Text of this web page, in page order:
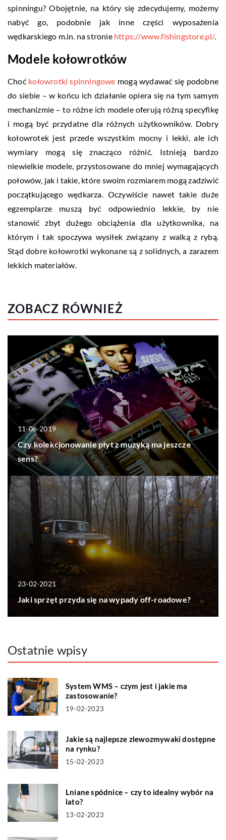
spinningu? Obojętnie, na który się zdecydujemy, możemy
nabyć go, podobnie jak inne części wyposażenia
wędkarskiego m.in. na stronie https://www.fishingstore.pl/.
Modele kołowrotków
Choć kołowrotki spinningowe mogą wydawać się podobne
do siebie – w końcu ich działanie opiera się na tym samym
mechanizmie – to różne ich modele oferują różną specyfikę
i mogą być przydatne dla różnych użytkowników. Dobry
kołowrotek jest przede wszystkim mocny i lekki, ale ich
wymiary mogą się znacząco różnić. Istnieją bardzo
niewielkie modele, przystosowane do mniej wymagających
połowów, jak i takie, które swoim rozmiarem mogą zadziwić
początkującego wędkarza. Oczywiście nawet takie duże
egzemplarze muszą być odpowiednio lekkie, by nie
stanowić zbyt dużego obciążenia dla użytkownika, na
którym i tak spoczywa wysiłek związany z walką z rybą.
Stąd dobre kołowrotki wykonane są z solidnych, a zarazem
lekkich materiałów.
ZOBACZ RÓWNIEŻ
11-06-2019
Czy kolekcjonowanie płyt z muzyką ma jeszcze
sens?
23-02-2021
Jaki sprzęt przyda się na wypady off-roadowe?
Ostatnie wpisy
System WMS – czym jest i jakie ma
zastosowanie?
19-02-2023
Jakie są najlepsze zlewozmywaki dostępne
na rynku?
15-02-2023
Lniane spódnice – czy to idealny wybór na
lato?
13-02-2023